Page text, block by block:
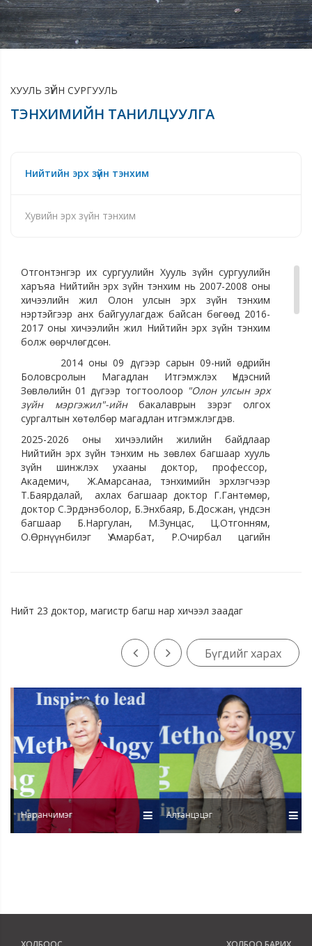
ХУУЛЬ ЗҮЙН СУРГУУЛЬ
ТЭНХИМИЙН ТАНИЛЦУУЛГА
Нийтийн эрх зүйн тэнхим
Хувийн эрх зүйн тэнхим
Отгонтэнгэр их сургуулийн Хууль зүйн сургуулийн
харъяа Нийтийн эрх зүйн тэнхим нь 2007-2008 оны
хичээлийн жил Олон улсын эрх зүйн тэнхим
нэртэйгээр анх байгуулагдаж байсан бөгөөд 2016-
2017 оны хичээлийн жил Нийтийн эрх зүйн тэнхим
болж өөрчлөгдсөн.
2014 оны 09 дүгээр сарын 09-ний өдрийн
Боловсролын Магадлан Итгэмжлэх Үндэсний
Зөвлөлийн 01 дүгээр тогтоолоор "Олон улсын эрх
зүйн мэргэжил"-ийнбакалаврын зэрэг олгох
сургалтын хөтөлбөр магадлан итгэмжлэгдэв.
2025-2026 оны хичээлийн жилийн байдлаар
Нийтийн эрх зүйн тэнхим нь зөвлөх багшаар хууль
зүйн шинжлэх ухааны доктор, профессор,
Академич, Ж.Амарсанаа, тэнхимийн эрхлэгчээр
Т.Баярдалай, ахлах багшаар доктор Г.Гантөмөр,
доктор С.Эрдэнэболор, Б.Энхбаяр, Б.Досжан, үндсэн
багшаар Б.Наргулан, М.Зунцас, Ц.Отгонням,
О.Өрнүүнбилэг Ү.Амарбат, Р.Очирбал цагийн
Академич-1
Хууль зүйн доктор -4
Хуульч профессор - 7
Хуульчдын холбооны захиргааны эрх зүйн дэд
Мэтгэлцээний үндэсний шүүгч - 1
Монголын өмгөөлөгчдийн холбооны гишүүн –
6 байна
Тэнхимийн эрхэм зорилго: Оюутныг
чадваржуулъя, нийгэмшүүлье, багшийг хөгжүүлье
Тэнхимийн зорилт
Оюутныг бүх талаар чадваржуулах, тэдний
нийгмийн идэвхи оролцоог нэмэгдүүлэх
Зөв мэдлэг, хандлага, чадвар бүхий эрх зүйч
мэргэжилтэн бэлтгэх
Нийт 23 доктор, магистр багш нар хичээл заадаг
Бүгдийг харах
Наранчимэг Алтанцэцэг